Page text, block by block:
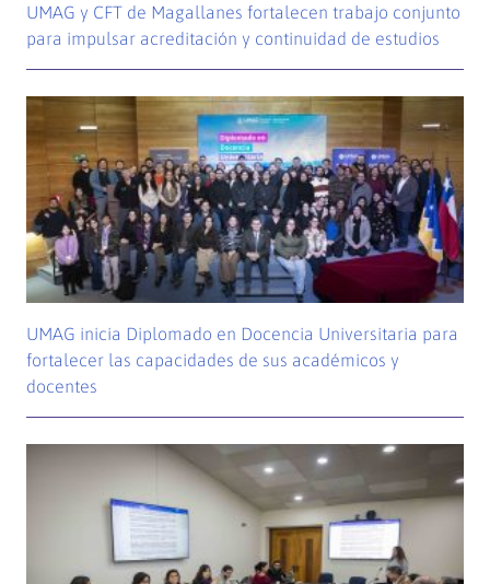
UMAG y CFT de Magallanes fortalecen trabajo conjunto
para impulsar acreditación y continuidad de estudios
UMAG inicia Diplomado en Docencia Universitaria para
fortalecer las capacidades de sus académicos y
docentes